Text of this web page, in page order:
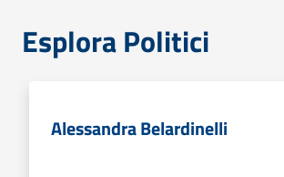
Esplora Politici
Alessandra Belardinelli